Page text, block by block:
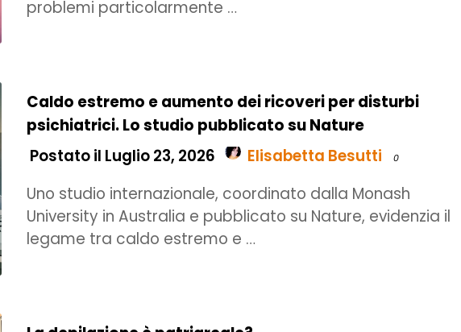
problemi particolarmente …
Caldo estremo e aumento dei ricoveri per disturbi
psichiatrici. Lo studio pubblicato su Nature
Postato il Luglio 23, 2026
Elisabetta Besutti 0
Uno studio internazionale, coordinato dalla Monash
University in Australia e pubblicato su Nature, evidenzia il
legame tra caldo estremo e …